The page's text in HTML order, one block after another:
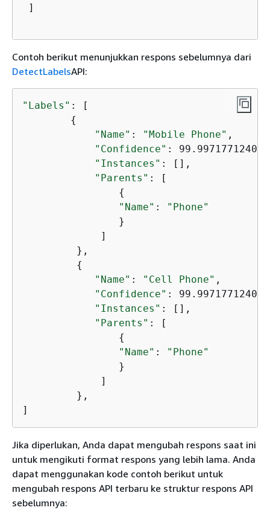
]
Contoh berikut menunjukkan respons sebelumnya dari
DetectLabelsAPI:
"Labels" : [
{
"Name" : "Mobile Phone" ,
"Confidence" :
"Instances" : [],
"Parents" : [
{
"Name" :
"Phone"
                }
             ]
         },
{
"Name" : "Cell Phone" ,
"Confidence" :
"Instances" : [],
"Parents" : [
{
"Name" :
"Phone"
                }
             ]
         },
]
Jika diperlukan, Anda dapat mengubah respons saat ini
untuk mengikuti format respons yang lebih lama. Anda
dapat menggunakan kode contoh berikut untuk
mengubah respons API terbaru ke struktur respons API
sebelumnya: